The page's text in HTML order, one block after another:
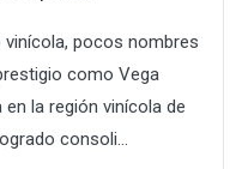
pocos nombres
como Vega
la región vinícola de
consoli...